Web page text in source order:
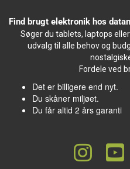
Find brugt elektronik hos
Søger du tablets, laptops
udvalg til alle behov og
Fordele ved
Det er billigere end nyt.
Du skåner miljøet.
Du får altid 2 års garanti